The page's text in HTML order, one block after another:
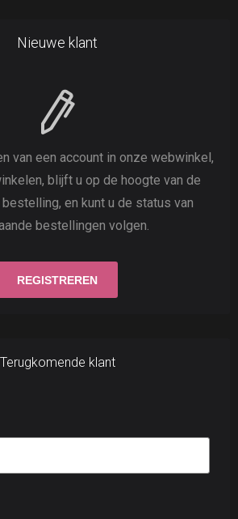
Nieuwe klant
van een account in onze webwinkel,
blijft u op de hoogte van de
en kunt u de status van
bestellingen volgen.
Terugkomende klant